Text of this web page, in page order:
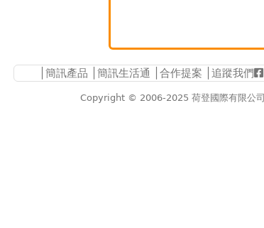
簡訊產品 簡訊生活通 合作提案 │追蹤我們
Copyright © 2006-2025 荷登國際有限公司